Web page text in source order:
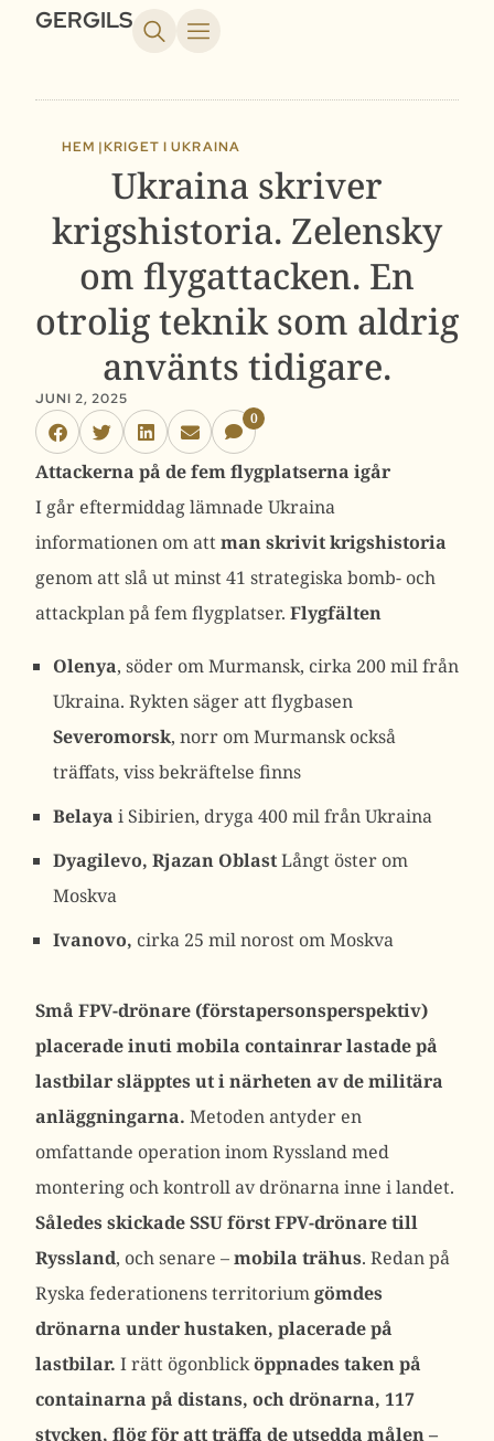
GERGILS
HEM |KRIGET I UKRAINA
Ukraina skriver
krigshistoria. Zelensky
om flygattacken. En
otrolig teknik som aldrig
använts tidigare.
JUNI 2, 2025
0
Attackerna på de fem flygplatserna igår
I går eftermiddag lämnade Ukraina
informationen om attman skrivit krigshistoria
genom att slå ut minst 41 strategiska bomb- och
attackplan på fem flygplatser. Flygfälten
Olenya, söder om Murmansk, cirka 200 mil från
Ukraina. Rykten säger att flygbasen
Severomorsk, norr om Murmansk också
träffats, viss bekräftelse finns
Belaya i Sibirien, dryga 400 mil från Ukraina
Dyagilevo, Rjazan OblastLångt öster om
Moskva
Ivanovo, cirka 25 mil norost om Moskva
Små FPV-drönare (förstapersonsperspektiv)
placerade inuti mobila containrar lastade på
lastbilar släpptes ut i närheten av de militära
anläggningarna. Metoden antyder en
omfattande operation inom Ryssland med
montering och kontroll av drönarna inne i landet.
Således skickade SSU först FPV-drönare till
Ryssland, och senare –mobila trähus. Redan på
Ryska federationens territoriumgömdes
drönarna under hustaken, placerade på
lastbilar. I rätt ögonblicköppnades taken på
containarna på distans, och drönarna, 117
stycken, flög för att träffa de utsedda målen –